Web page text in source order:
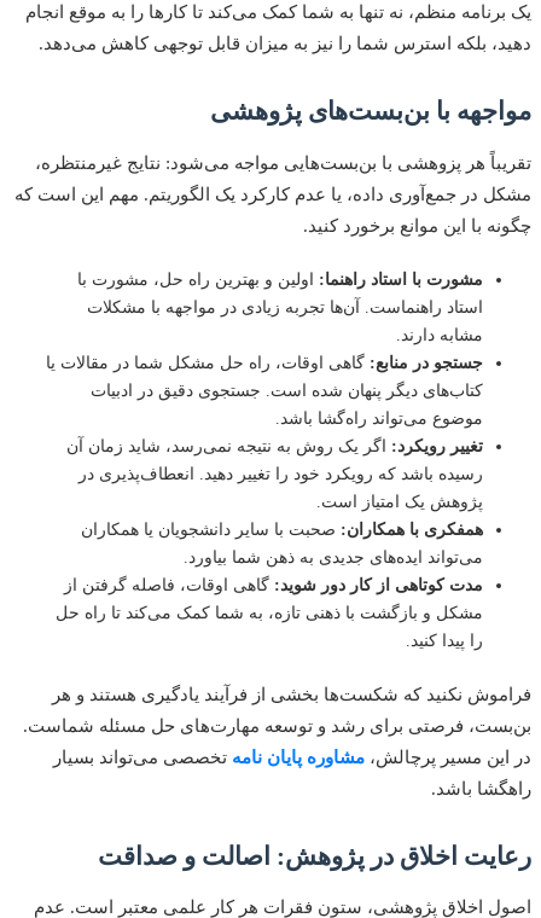
منظم، نه تنها به شما کمک می‌کند تا کارها را به موقع انجام
بلکه استرس شما را نیز به میزان قابل توجهی کاهش می‌دهد.
با بن‌بست‌های پژوهشی
هر پزوهشی با بن‌بست‌هایی مواجه می‌شود: نتایج غیرمنتظره،
در جمع‌آوری داده، یا عدم کارکرد یک الگوریتم. مهم این است که
با این موانع برخورد کنید.
مشورت با استاد راهنما: اولین و بهترین راه حل، مشورت با
استاد راهنماست. آن‌ها تجربه زیادی در مواجهه با مشکلات
مشابه دارند.
جستجو در منابع: گاهی اوقات، راه حل مشکل شما در مقالات یا
کتاب‌های دیگر پنهان شده است. جستجوی دقیق در ادبیات
موضوع می‌تواند راه‌گشا باشد.
تغییر رویکرد:اگر یک روش به نتیجه نمی‌رسد، شاید زمان آن
رسیده باشد که رویکرد خود را تغییر دهید. انعطاف‌پذیری در
پژوهش یک امتیاز است.
همفکری با همکاران:صحبت با سایر دانشجویان یا همکاران
می‌تواند ایده‌های جدیدی به ذهن شما بیاورد.
مدت کوتاهی از کار دور شوید:گاهی اوقات، فاصله گرفتن از
مشکل و بازگشت با ذهنی تازه، به شما کمک می‌کند تا راه حل
را پیدا کنید.
نکنید که شکست‌ها بخشی از فرآیند یادگیری هستند و هر
فرصتی برای رشد و توسعه مهارت‌های حل مسئله شماست.
مسیر پرچالش،مشاوره پایان نامهتخصصی می‌تواند بسیار
باشد.
اخلاق در پژوهش: اصالت و صداقت
اخلاق پژوهشی، ستون فقرات هر کار علمی معتبر است. عدم